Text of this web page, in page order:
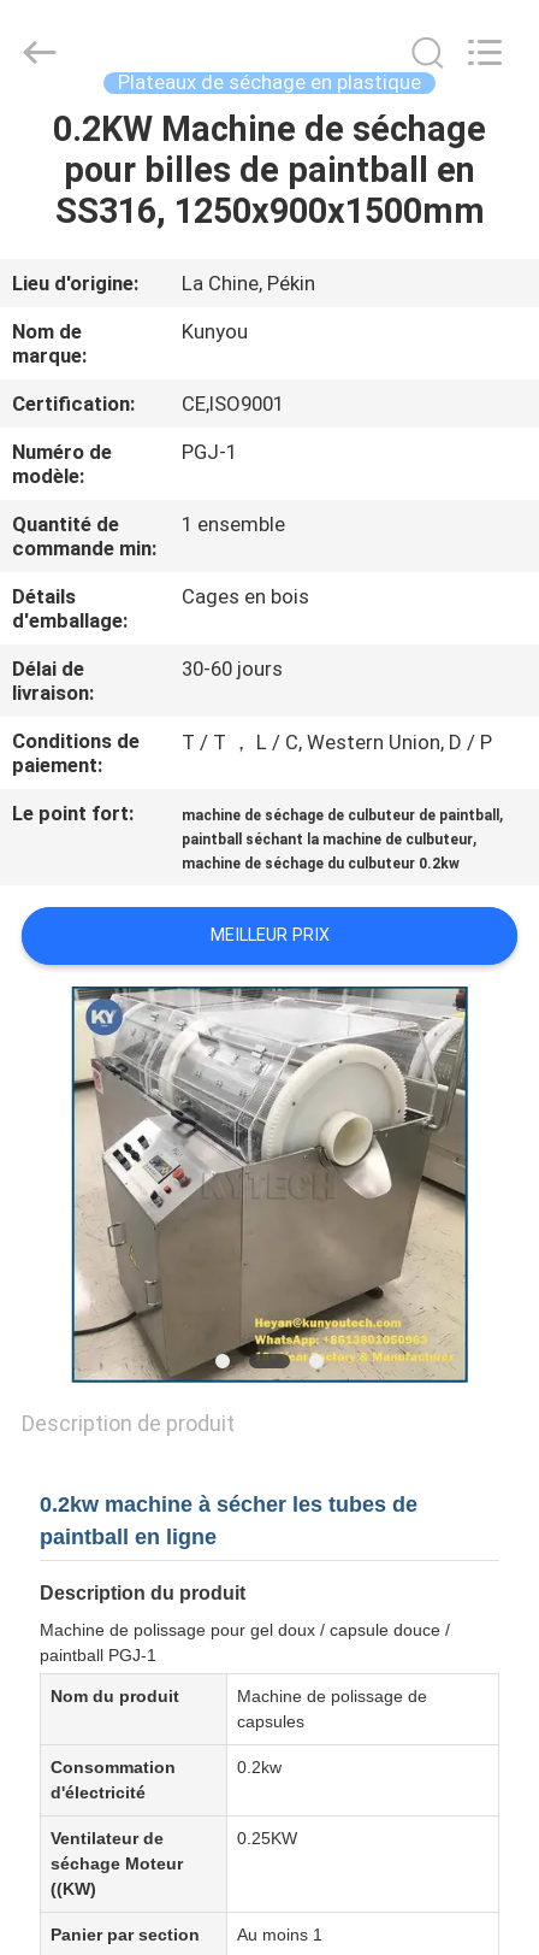
MAISON
PRODUITS
VIDÉOS
À
PROPOS
DE
NOUS
VISITE
DE
L'USINE
CONTRÔLE
QUALITÉ
NOUVELLES
DEMANDEZ
UN DEVIS
SITEMAP
PRIVACY
POLICY
Pharmatech
Plateaux de séchage en plastique
0.2KW Machine de séchage
pour billes de paintball en
SS316, 1250x900x1500mm
Lieu d'origine:
La Chine, Pékin
Nom de
marque:
Kunyou
Certification:
CE,ISO9001
Numéro de
modèle:
PGJ-1
Quantité de
commande min:
1 ensemble
Détails
d'emballage:
Cages en bois
Délai de
livraison:
30-60 jours
Conditions de
paiement:
T / T ， L / C, Western Union, D / P
Le point fort: machine de séchage de culbuteur de paintball ,
paintball séchant la machine de culbuteur,
machine de séchage du culbuteur 0.2kw
MEILLEUR PRIX
Description de produit
0.2kw machine à sécher les tubes de
paintball en ligne
Description du produit
Machine de polissage pour gel doux / capsule douce /
paintball PGJ-1
Nom du produit
Machine de polissage de
capsules
Consommation
d'électricité
0.2kw
Ventilateur de
séchage Moteur
((KW)
0.25KW
Panier par section Au moins 1